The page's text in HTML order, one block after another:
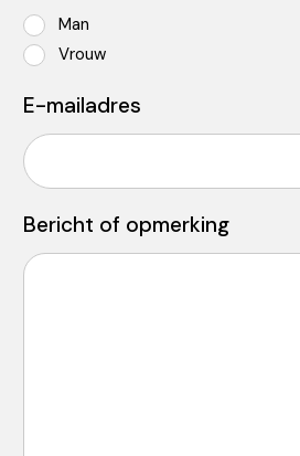
Man
Vrouw
E-mailadres
Bericht of opmerking